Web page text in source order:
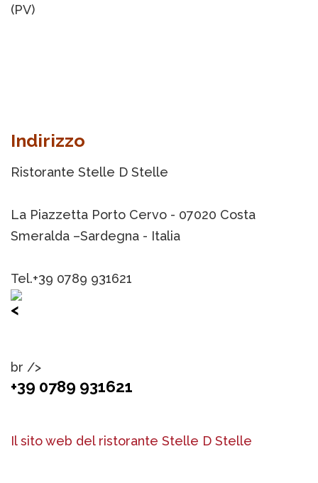
(PV)
Indirizzo
Ristorante Stelle D Stelle
La Piazzetta Porto Cervo - 07020 Costa
Smeralda –Sardegna - Italia
Tel.+39 0789 931621
<
br />
+39 0789 931621
Il sito web del ristorante Stelle D Stelle